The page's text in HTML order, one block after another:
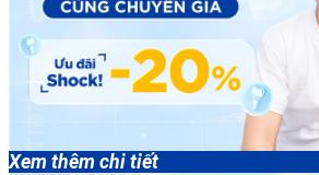
Xem thêm chi tiết